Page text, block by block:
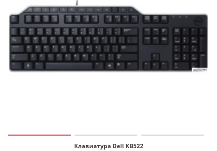
Клавиатура Dell KB522